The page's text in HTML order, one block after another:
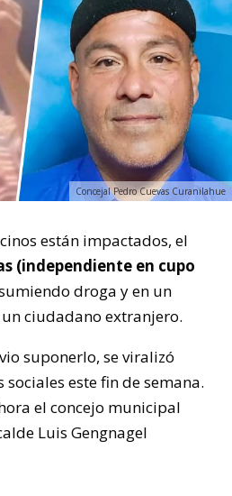
Concejal Pedro Cuevas Curanilahue
están impactados, el
(independiente en cupo
droga y en un
ciudadano extranjero.
suponerlo, se viralizó
este fin de semana.
el concejo municipal
Luis Gengnagel